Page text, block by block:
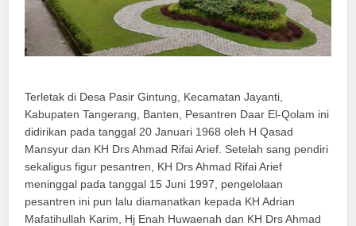
Terletak di Desa Pasir Gintung, Kecamatan Jayanti,
Kabupaten Tangerang, Banten, Pesantren Daar El-Qolam ini
didirikan pada tanggal 20 Januari 1968 oleh H Qasad
Mansyur dan KH Drs Ahmad Rifai Arief. Setelah sang pendiri
sekaligus figur pesantren, KH Drs Ahmad Rifai Arief
meninggal pada tanggal 15 Juni 1997, pengelolaan
pesantren ini pun lalu diamanatkan kepada KH Adrian
Mafatihullah Karim, Hj Enah Huwaenah dan KH Drs Ahmad